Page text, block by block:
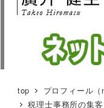
top プロフィール（
税理士事務所の集